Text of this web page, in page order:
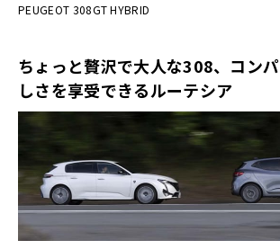
PEUGEOT 308GT HYBRID
ちょっと贅沢で大人な308、コン
しさを享受できるルーテシア